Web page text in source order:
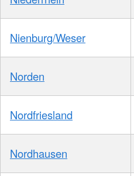
Nienburg/Weser
Norden
Nordfriesland
Nordhausen